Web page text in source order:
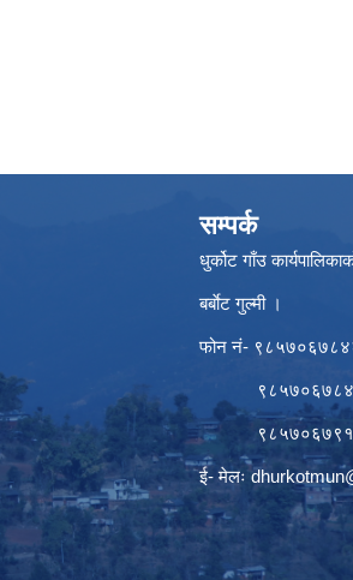
सम्पर्क
धुर्कोट गाँउ
बर्बाेट गुल्मी ।
फोन नं-
९८५७०६७८४३
९८५७०६७९१७
ई- मेलः